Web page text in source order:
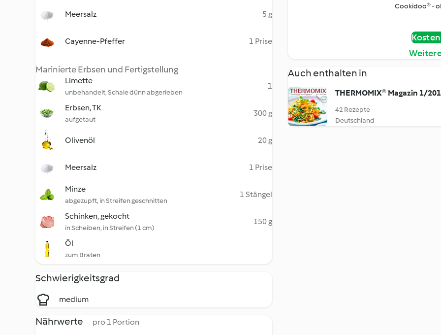
Meersalz 5 g
Cayenne-Pfeffer 1 Prise
Marinierte Erbsen und Fertigstellung
Limette
unbehandelt, Schale dünn abgerieben
1
Erbsen, TK
aufgetaut
300 g
Olivenöl 20 g
Meersalz 1 Prise
Minze
abgezupft, in Streifen geschnitten
1 Stängel
Schinken, gekocht
in Scheiben, in Streifen (1 cm)
150 g
Öl
zum Braten
Schwierigkeitsgrad
medium
Nährwerte pro 1 Portion
Cookidoo® -
Auch enthalten in
THERMOMIX® Magazin 1/
42 Rezepte
Deutschland